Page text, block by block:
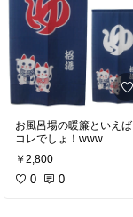
お風呂場の暖簾といえば
コレでしょ！www
￥2,800
0 0